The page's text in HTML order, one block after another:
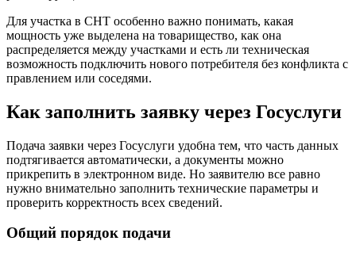
Для участка в СНТ особенно важно понимать, какая
мощность уже выделена на товарищество, как она
распределяется между участками и есть ли техническая
возможность подключить нового потребителя без конфликта с
правлением или соседями.
Как заполнить заявку через Госуслуги
Подача заявки через Госуслуги удобна тем, что часть данных
подтягивается автоматически, а документы можно
прикрепить в электронном виде. Но заявителю все равно
нужно внимательно заполнить технические параметры и
проверить корректность всех сведений.
Общий порядок подачи